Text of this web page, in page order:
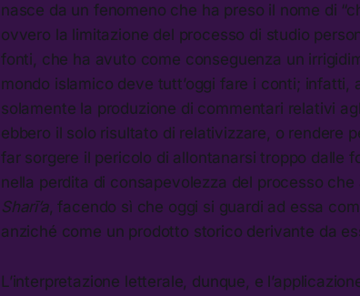
nasce da un fenomeno che ha preso il nome di
ovvero la limitazione del processo di studio
fonti, che ha avuto come conseguenza un
mondo islamico deve tutt’oggi fare i conti; infatti,
solamente la produzione di commentari relativi
ebbero il solo risultato di relativizzare, o rendere
far sorgere il pericolo di allontanarsi troppo dalle
nella perdita di consapevolezza del processo
Sharī’a, facendo sì che oggi si guardi ad essa
anziché come un prodotto storico derivante da
L’interpretazione letterale, dunque, e